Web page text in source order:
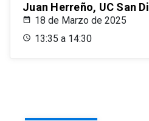
Juan Herreño, UC San
18 de Marzo de 2025
13:35 a 14:30